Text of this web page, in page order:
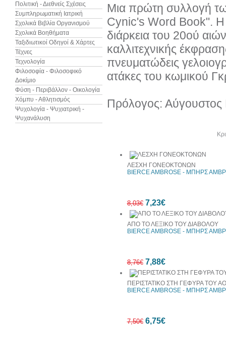
Πολιτική - Διεθνείς Σχέσεις
Συμπληρωματική Ιατρική
Σχολικά Βιβλία Οργανισμού
Σχολικά Βοηθήματα
Ταξιδιωτικοί Οδηγοί & Χάρτες
Τέχνες
Τεχνολογία
Φιλοσοφία - Φιλοσοφικό
Δοκίμιο
Φύση - Περιβάλλον - Οικολογία
Χόμπυ - Αθλητισμός
Ψυχολογία - Ψυχιατρική -
Ψυχανάλυση
Μια πρώτη συλλογή
Cynic's Word Book". Η
διάρκεια του 20ού
καλλιτεχνικής
πνευματώδεις
ατάκες του κωμικού
Πρόλογος:
ΛΕΣΧΗ ΓΟΝΕΟΚΤΟΝΩΝ
BIERCE AMBROSE - ΜΠΗΡΣ
8,03€ 7,23€
ΑΠΟ ΤΟ ΛΕΞΙΚΟ ΤΟΥ ΔΙΑΒΟΛΟΥ
BIERCE AMBROSE - ΜΠΗΡΣ
8,76€ 7,88€
ΠΕΡΙΣΤΑΤΙΚΟ ΣΤΗ ΓΕΦΥΡΑ ΤΟΥ
BIERCE AMBROSE - ΜΠΗΡΣ
7,50€ 6,75€